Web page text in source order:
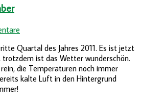
Quartal des Jahres 2011. Es ist jetzt
ist das Wetter wunderschön.
die Temperaturen noch immer
kalte Luft in den Hintergrund